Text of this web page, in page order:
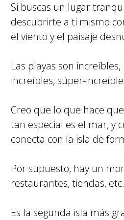
Si buscas un lugar
descubrirte a ti mismo
el viento y el paisaje
Las playas son
increíbles, súper-
Creo que lo que hace
tan especial es el mar, y
conecta con la isla de
Por supuesto, hay un
restaurantes, tiendas, etc.
Es la segunda isla más